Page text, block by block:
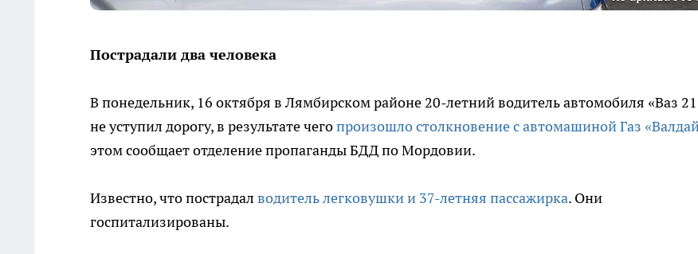
Пострадали два человека
В понедельник, 16 октября в Лямбирском районе 20-летний водитель автомобиля «Ваз
не уступил дорогу, в результате чегопроизошло столкновение с автомашиной Газ
этом сообщает отделение пропаганды БДД по Мордовии.
Известно, что пострадал водитель легковушки и 37-летняя пассажирка. Они
госпитализированы.